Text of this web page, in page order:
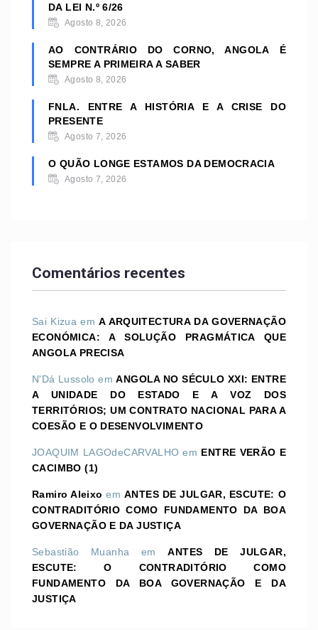
DA LEI N.º 6/26
Agosto 8, 2026
AO CONTRÁRIO DO CORNO, ANGOLA É
SEMPRE A PRIMEIRA A SABER
Agosto 8, 2026
FNLA. ENTRE A HISTÓRIA E A CRISE DO
PRESENTE
Agosto 7, 2026
O QUÃO LONGE ESTAMOS DA DEMOCRACIA
Agosto 7, 2026
Comentários recentes
Sai Kizua emA ARQUITECTURA DA GOVERNAÇÃO
ECONÓMICA: A SOLUÇÃO PRAGMÁTICA QUE
ANGOLA PRECISA
N'Dá Lussolo emANGOLA NO SÉCULO XXI: ENTRE
A UNIDADE DO ESTADO E A VOZ DOS
TERRITÓRIOS; UM CONTRATO NACIONAL PARA A
COESÃO E O DESENVOLVIMENTO
JOAQUIM LAGOdeCARVALHO em ENTRE VERÃO E
CACIMBO (1)
Ramiro Aleixo emANTES DE JULGAR, ESCUTE: O
CONTRADITÓRIO COMO FUNDAMENTO DA BOA
GOVERNAÇÃO E DA JUSTIÇA
Sebastião Muanha emANTES DE JULGAR,
ESCUTE: O CONTRADITÓRIO COMO
FUNDAMENTO DA BOA GOVERNAÇÃO E DA
JUSTIÇA